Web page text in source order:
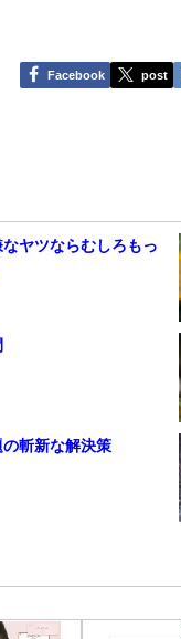
Facebook post
なヤツならむしろもっ
斬新な解決策